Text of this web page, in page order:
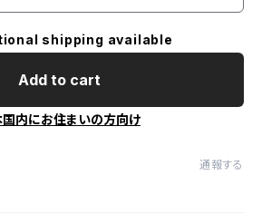
shipping available
Add to cart
国内にお住まいの方向け
通報する